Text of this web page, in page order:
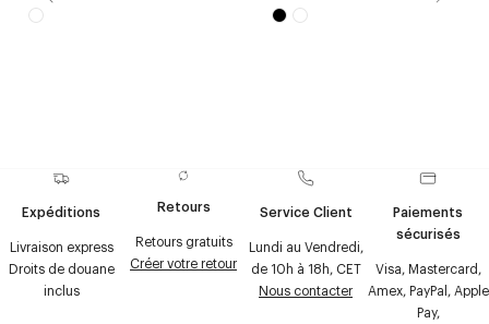
Expéditions
Livraison express
Droits de douane
inclus
Retours
Retours gratuits
Créer votre retour
Service Client
Lundi au Vendredi,
de 10h à 18h, CET
Nous contacter
Paiements
sécurisés
Visa, Mastercard,
Amex, PayPal, Apple
Pay,